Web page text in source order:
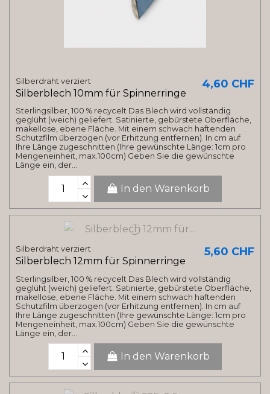
Silberdraht verziert
Silberblech 10mm für Spinnerringe
4,60 CHF
Sterlingsilber, 100 % recycelt Das Blech wird vollständig
geglüht (weich) geliefert. Satinierte, gebürstete Oberfläche,
makellose, ebene Fläche. Mit einem schwach haftenden
Schutzfilm überzogen (vor Erhitzung entfernen). In cm auf
Ihre Länge zugeschnitten (Ihre gewünschte Länge: 1cm pro
Mengeneinheit, max.100cm) Geben Sie die gewünschte
Länge ein, der...
In den Warenkorb
Silberdraht verziert
Silberblech 12mm für Spinnerringe
5,60 CHF
Sterlingsilber, 100 % recycelt Das Blech wird vollständig
geglüht (weich) geliefert. Satinierte, gebürstete Oberfläche,
makellose, ebene Fläche. Mit einem schwach haftenden
Schutzfilm überzogen (vor Erhitzung entfernen). In cm auf
Ihre Länge zugeschnitten (Ihre gewünschte Länge: 1cm pro
Mengeneinheit, max.100cm) Geben Sie die gewünschte
Länge ein, der...
In den Warenkorb